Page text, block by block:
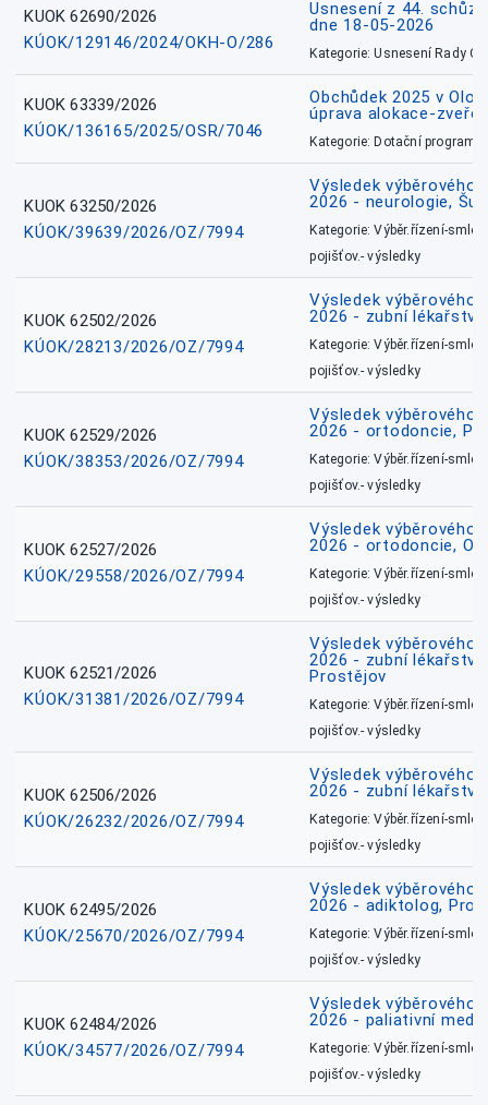
KUOK 62690/2026
KÚOK/129146/2024/OKH-O/286
Usnesení z 44.
dne 18-05-2026
Kategorie: Usnesení Rady
KUOK 63339/2026
KÚOK/136165/2025/OSR/7046
Obchůdek 2025 v
úprava alokace-
Kategorie: Dotační
KUOK 63250/2026
KÚOK/39639/2026/OZ/7994
Výsledek výběrového
2026 - neurologie,
Kategorie: Výběr.řízení-
pojišťov.- výsledky
KUOK 62502/2026
KÚOK/28213/2026/OZ/7994
Výsledek výběrového
2026 - zubní
Kategorie: Výběr.řízení-
pojišťov.- výsledky
KUOK 62529/2026
KÚOK/38353/2026/OZ/7994
Výsledek výběrového
2026 - ortodoncie,
Kategorie: Výběr.řízení-
pojišťov.- výsledky
KUOK 62527/2026
KÚOK/29558/2026/OZ/7994
Výsledek výběrového
2026 - ortodoncie,
Kategorie: Výběr.řízení-
pojišťov.- výsledky
KUOK 62521/2026
KÚOK/31381/2026/OZ/7994
Výsledek výběrového
2026 - zubní
Prostějov
Kategorie: Výběr.řízení-
pojišťov.- výsledky
KUOK 62506/2026
KÚOK/26232/2026/OZ/7994
Výsledek výběrového
2026 - zubní
Kategorie: Výběr.řízení-
pojišťov.- výsledky
KUOK 62495/2026
KÚOK/25670/2026/OZ/7994
Výsledek výběrového
2026 - adiktolog,
Kategorie: Výběr.řízení-
pojišťov.- výsledky
KUOK 62484/2026
KÚOK/34577/2026/OZ/7994
Výsledek výběrového
2026 - paliativní
Kategorie: Výběr.řízení-
pojišťov.- výsledky